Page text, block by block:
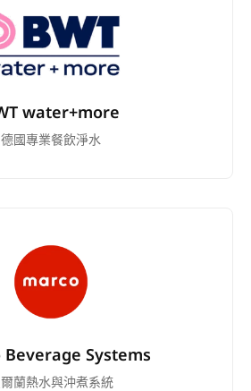
water+more
德國專業餐飲淨水
Systems
蘭熱水與沖煮系統